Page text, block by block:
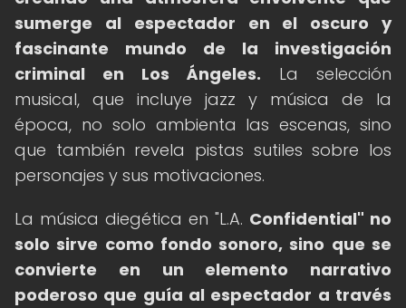
sumerge al espectador en el oscuro y
fascinante mundo de la investigación
criminal en Los Ángeles. La selección
musical, que incluye jazz y música de la
época, no solo ambienta las escenas, sino
que también revela pistas sutiles sobre los
personajes y sus motivaciones.
La música diegética en "L.A. Confidential" no
solo sirve como fondo sonoro, sino que se
convierte en un elemento narrativo
poderoso que guía al espectador a través